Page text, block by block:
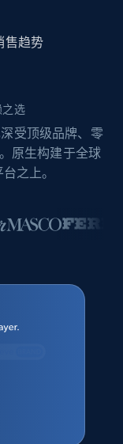
售趋势
选
受顶级品牌、零
原生构建于全球
之上。